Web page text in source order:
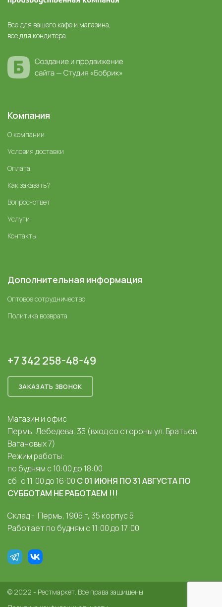
Все для вашего кафе и магазина,
все для кондитера
Компания
О компании
Условия доставки
Оплата
Как заказать?
Вопрос-ответ
Услуги
Контакты
Дополнительная информация
Оптовое сотрудничество
Политика возврата
+7 342 258-48-49
ЗАКАЗАТЬ ЗВОНОК
Магазин и офис
Пермь, Лебедева, 35 (вход со стороны ул. Братьев
Вагановых 7)
Режим работы:
по будням с 10:00 до 18:00
сб: с 11:00 до 16:00 С 01 ИЮНЯ ПО 31 АВГУСТА ПО
СУББОТАМ НЕ РАБОТАЕМ !!!
Склад - Пермь, 1905 г, 35 корпус 5
Работает по будням с 11:00 до 17:00
© 2022 - Рестмаркет. Все права защищены